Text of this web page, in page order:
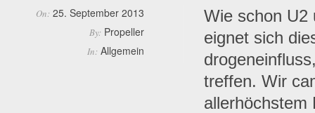
On: 25. September 2013
By: Propeller
In: Allgemein
Wie schon U2
eignet sich
treffen. Wir
allerhöchstem